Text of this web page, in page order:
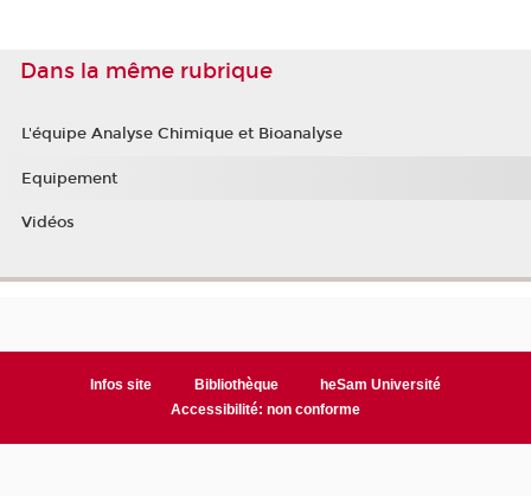
Dans la même rubrique
L'équipe Analyse Chimique et Bioanalyse
Equipement
Vidéos
Infos site Bibliothèque
heSam Université
Accessibilité: non conforme